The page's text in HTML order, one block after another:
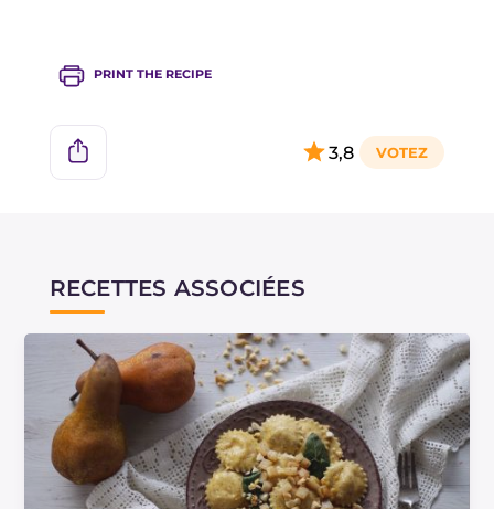
PRINT THE RECIPE
3,8
RECETTES ASSOCIÉES